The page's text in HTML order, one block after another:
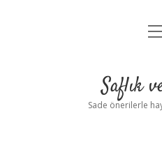
Yasal
Saflık
Sade önerilerle